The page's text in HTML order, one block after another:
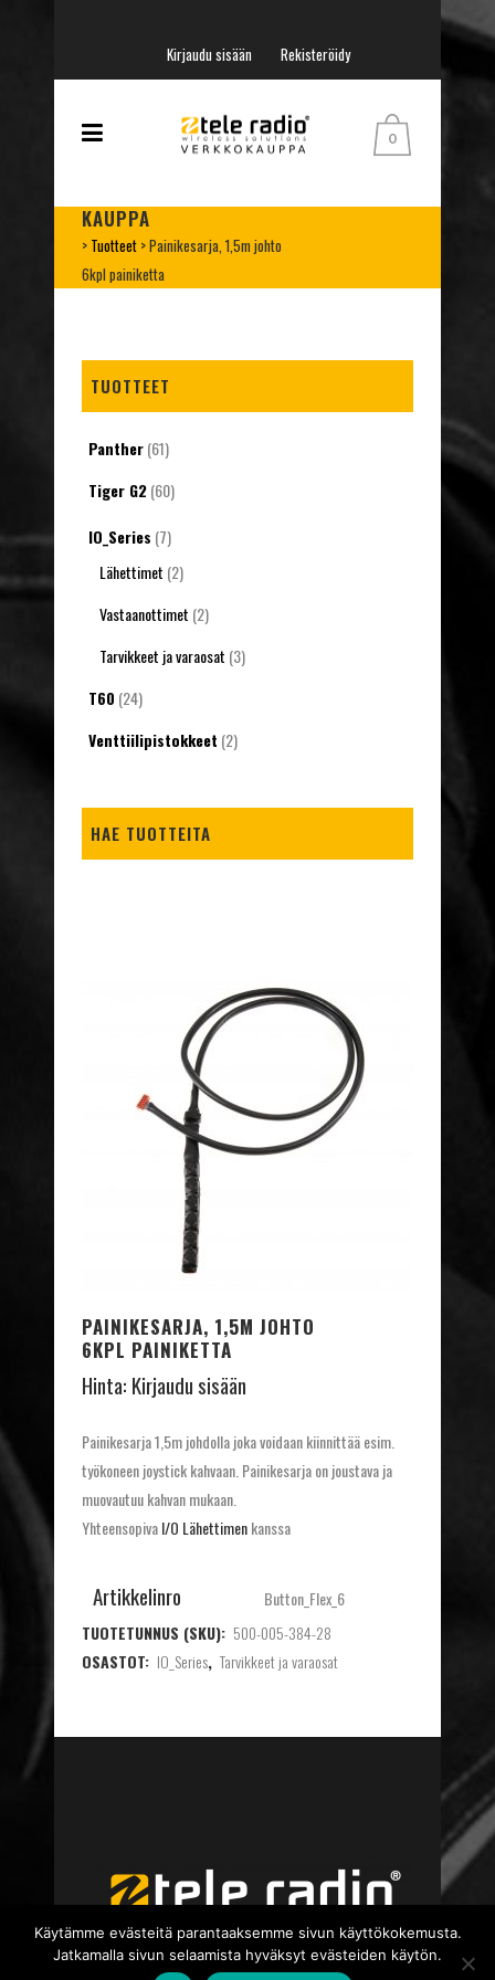
Kirjaudu sisään Rekisteröidy
0
KAUPPA
> Tuotteet >Painikesarja, 1,5m johto
6kpl painiketta
TUOTTEET
Panther(61)
Tiger G2(60)
IO_Series (7)
Lähettimet (2)
Vastaanottimet (2)
Tarvikkeet ja varaosat (3)
T60 (24)
Venttiilipistokkeet (2)
HAE TUOTTEITA
PAINIKESARJA, 1,5M JOHTO
6KPL PAINIKETTA
Hinta: Kirjaudu sisään
Painikesarja 1,5m johdolla joka voidaan kiinnittää esim.
työkoneen joystick kahvaan. Painikesarja on joustava ja
muovautuu kahvan mukaan.
YhteensopivaI/O Lähettimenkanssa
Artikkelinro
Button_Flex_6
TUOTETUNNUS (SKU): 500-005-384-28
OSASTOT: IO_Series, Tarvikkeet ja varaosat
TIETOSUOJASELOSTE
Käytämme evästeitä parantaaksemme sivun käyttökokemusta.
Jatkamalla sivun selaamista hyväksyt evästeiden käytön.